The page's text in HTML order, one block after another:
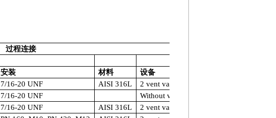
过程连接
安装 材料
设备
7/16-20 UNF AISI 316L
2 vent valves 1)
7/16-20 UNF
Without valves/plugs
7/16-20 UNF AISI 316L
2 vent valves 1)